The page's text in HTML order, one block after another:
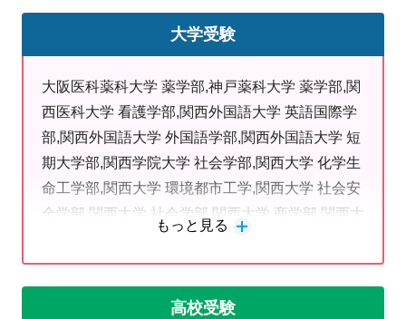
★前日までの連絡で、別の日程に振替もOK
テスト前には追加で通塾科目以外も通えます
策も可能♪
明光義塾豊中市役所前教室は
日々の教室でのコミュニケーションや面談を通して
生徒の現状を正しく把握し、得意を磨き・ニガテを克服
できる教室づくりを心掛けております。
当教室は、阪急岡町駅から徒歩7分、岡町商店街を抜け
て、豊中市役所の向かい、交差点角のビル2階にござい
大学受験
大阪医科薬科大学 薬学部,神戸薬科大学 薬学部,関
西医科大学 看護学部,関西外国語大学 英語国際学
部,関西外国語大学 外国語学部,関西外国語大学 短
期大学部,関西学院大学 社会学部,関西大学 化学生
命工学部,関西大学 環境都市工学,関西大学 社会安
全学部,関西大学 社会学部,関西大学 商学部,関西大
部,京都橘大学 発達教育学部,京都教育大学 教育学
部,京都女子大学 家政学部,京都女子大学 文学部,近
畿大学 総合社会学部,近畿大学 経営学部,近畿大学
もっと見る
高校受験